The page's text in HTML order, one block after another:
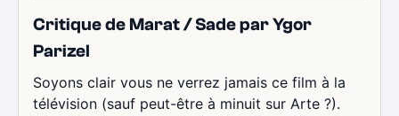
Critique de Marat / Sade par Ygor
Parizel
Soyons clair vous ne verrez jamais ce film à la
télévision (sauf peut-être à minuit sur Arte ?).